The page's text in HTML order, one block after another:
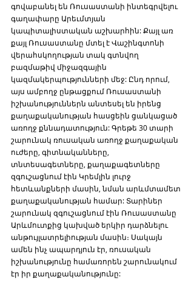
գովաբանել են Ռուսաստանի ինտեգրվելու
գաղափարը Արեւմտյան
կապիտալիստական աշխարհին: Քայլ առ
քայլ Ռուսաստանը մտել է Վաշինգտոնի
վերահսկողության տակ գտնվող
բազմաթիվ միջազգային
կազմակերպությունների մեջ: Ընդ որում,
այս ամբողջ ընթացքում Ռուսաստանի
իշխանություններն անտեսել են իրենց
քաղաքականության հասցեին ցանկացած
առողջ քննադատություն: Գրեթե 30 տարի
շարունակ ռուսական առողջ քաղաքական
ուժերը, գիտնականները,
տնտեսագետները, քաղաքագետները
զգուշացնում էին Կրեմլին լուրջ
հետևանքների մասին, նման արևմտամետ
քաղաքականության համար: Տարիներ
շարունակ զգուշացնում էին Ռուսաստանը
Արևմուտքից կախված երկիր դարձնելու
անթույլատրելիության մասին։ Սակայն
ամեն ինչ ապարդյուն էր, ռուսական
իշխանությունը համառորեն շարունակում
էր իր քաղաքականությունը: